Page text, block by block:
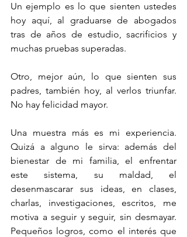
Un ejemplo es lo que sienten ustedes
hoy aquí, al graduarse de abogados
tras de años de estudio, sacrificios y
muchas pruebas superadas.
Otro, mejor aún, lo que sienten sus
padres, también hoy, al verlos triunfar.
No hay felicidad mayor.
Una muestra más es mi experiencia.
Quizá a alguno le sirva: además del
bienestar de mi familia, el enfrentar
este sistema, su maldad, el
desenmascarar sus ideas, en clases,
charlas, investigaciones, escritos, me
motiva a seguir y seguir, sin desmayar.
Pequeños logros, como el interés que